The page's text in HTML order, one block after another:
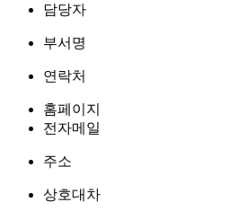
담당자
부서명
연락처
홈페이지
전자메일
주소
상호대차